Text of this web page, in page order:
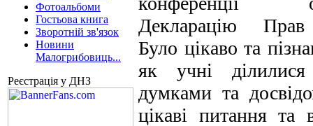
Фотоальбоми
Гостьова книга
Зворотній зв'язок
Новини
Малогрибовиць...
Реєстрація у ДНЗ
Декларацію
Було цікаво та
як учні
думками та
цікаві питання та